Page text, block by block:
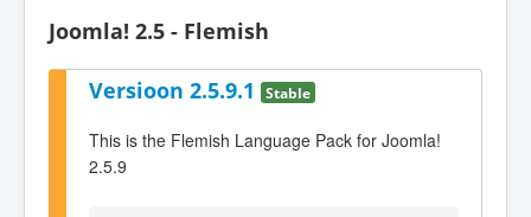
Joomla! 2.5 - Flemish
Versioon 2.5.9.1 Stable
This is the Flemish Language Pack for Joomla!
2.5.9